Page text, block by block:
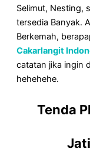
Selimut, Nesting,
tersedia Banyak.
Berkemah,
Cakarlangit
catatan jika ingin
hehehehe.
Tenda